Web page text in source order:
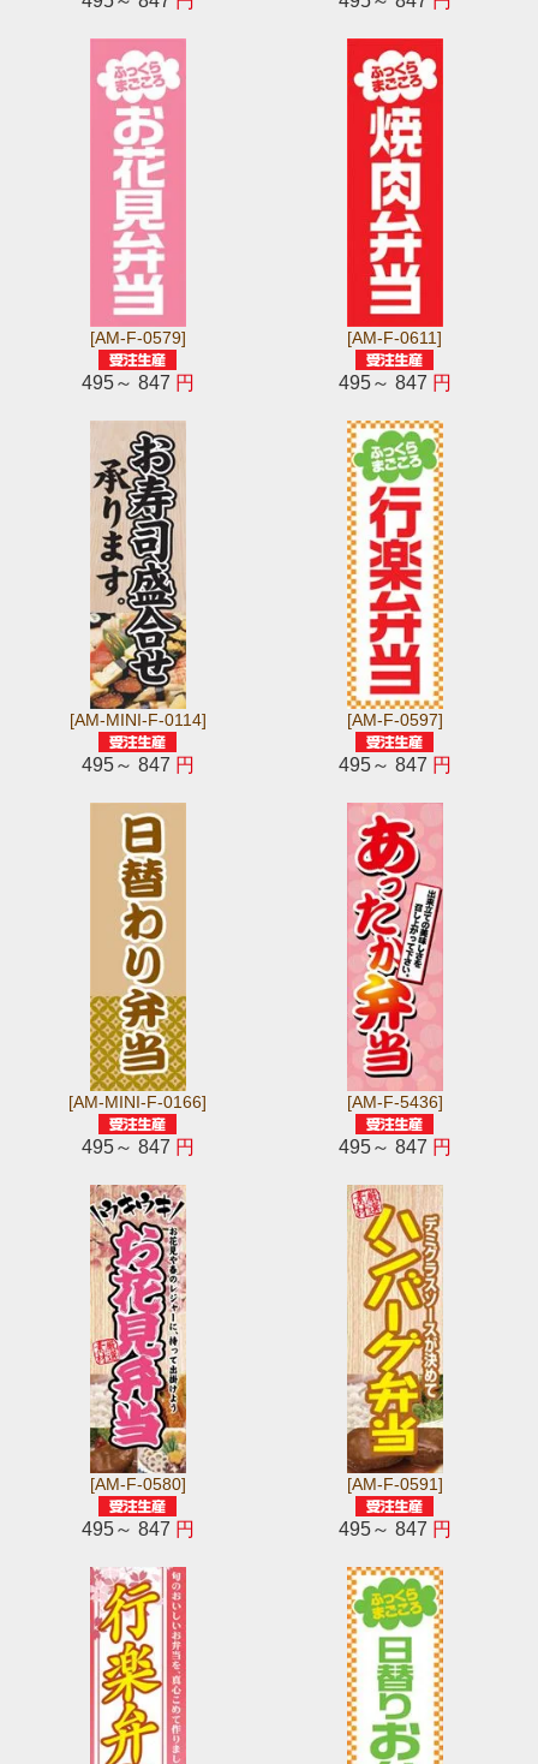
[AM-F-0579]
495～ 847 円
[AM-F-0611]
495～ 847 円
[AM-MINI-F-0114]
495～ 847 円
[AM-F-0597]
495～ 847 円
[AM-MINI-F-0166]
495～ 847 円
[AM-F-5436]
495～ 847 円
[AM-F-0580]
495～ 847 円
[AM-F-0591]
495～ 847 円